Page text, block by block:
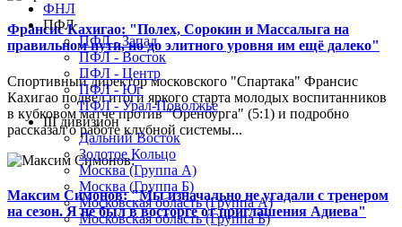
Франсис Кахигао: "Полех, Сорокин и Массалыга на
правильном пути, но до элитного уровня им ещё далеко"
Спортивный директор московского "Спартака" Франсис
Кахигао подвел итоги яркого старта молодых воспитанников
в кубковом матче против "Оренбурга" (5:1) и подробно
рассказал о работе клубной системы...
Максим Симонов: "Мы изначально не угадали с тренером
на сезон. Я не был в восторге от приглашения Адиева"
ФНЛ
ПФЛ
ПФЛ - Запад
ПФЛ - Восток
ПФЛ - Центр
ПФЛ - Юг
ПФЛ - Урал-Поволжье
III дивизион
Дальний Восток
Золотое Кольцо
Москва (Группа А)
Москва (Группа Б)
Московская область (Группа А)
Московская область (Группа Б)